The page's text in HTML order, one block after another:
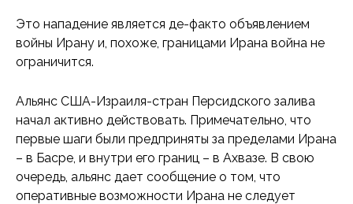
Это нападение является де-факто объявлением
войны Ирану и, похоже, границами Ирана война не
ограничится.
Альянс США-Израиля-стран Персидского залива
начал активно действовать. Примечательно, что
первые шаги были предприняты за пределами Ирана
– в Басре, и внутри его границ – в Ахвазе. В свою
очередь, альянс дает сообщение о том, что
оперативные возможности Ирана не следует